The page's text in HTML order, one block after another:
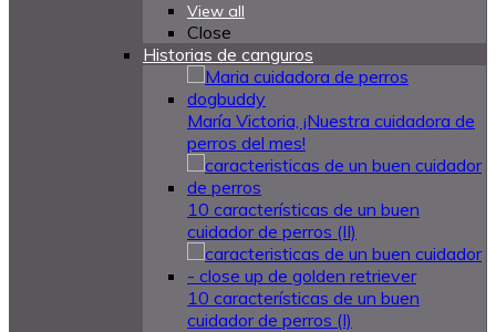
View all
Close
Historias de canguros
María Victoria, ¡Nuestra cuidadora de
perros del mes!
10 características de un buen
cuidador de perros (II)
10 características de un buen
cuidador de perros (I)